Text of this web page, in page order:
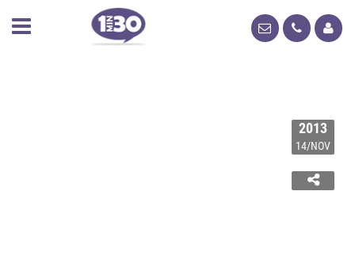
2013
14/NOV